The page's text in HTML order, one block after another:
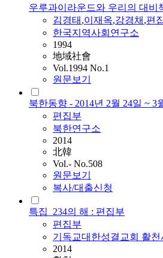
우루과이라운드와 우리의 대비
김경태 ,이재옥,강경채 ,편
한국지역사회연구소
1994
地域社會
Vol.1994 No.1
원문보기
북한동향 - 2014년 2월 24일 ~ 3
편집부
북한연구소
2014
北韓
Vol.- No.508
원문보기
복사/대출신청
특집_234의 해 : 편집부
편집부
기독교대한성결교회 활천
2014